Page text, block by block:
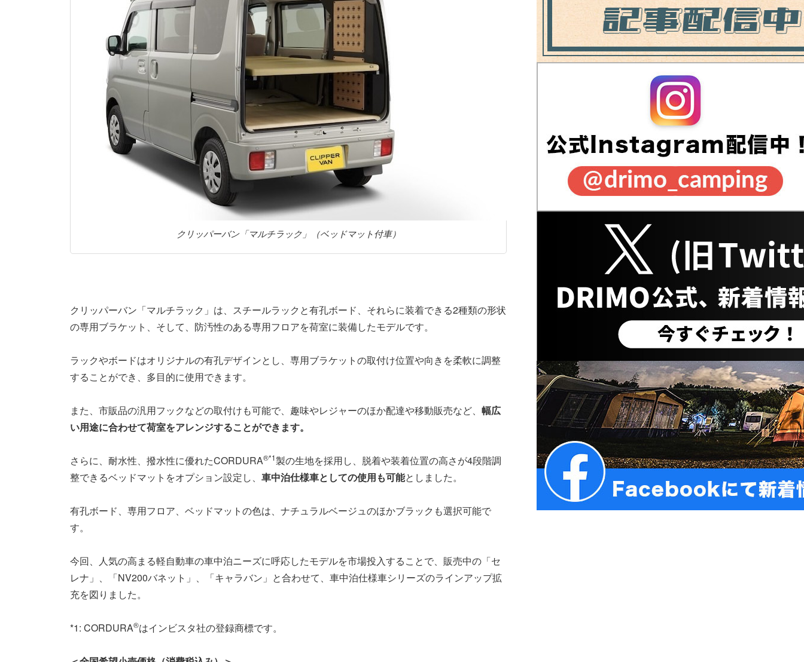
クリッパーバン「マルチラック」（ベッドマット付車）
クリッパーバン「マルチラック」は、スチールラックと有孔ボード、それらに装着できる2種類の形状
の専用ブラケット、そして、防汚性のある専用フロアを荷室に装備したモデルです。
ラックやボードはオリジナルの有孔デザインとし、専用ブラケットの取付け位置や向きを柔軟に調整
することができ、多目的に使用できます。
また、市販品の汎用フックなどの取付けも可能で、趣味やレジャーのほか配達や移動販売など、 幅広
い用途に合わせて荷室をアレンジすることができます。
さらに、耐水性、撥水性に優れたCORDURA®*1製の生地を採用し、脱着や装着位置の高さが4段階調
整できるベッドマットをオプション設定し、 車中泊仕様車としての使用も可能としました。
有孔ボード、専用フロア、ベッドマットの色は、ナチュラルベージュのほかブラックも選択可能で
す。
今回、人気の高まる軽自動車の車中泊ニーズに呼応したモデルを市場投入することで、販売中の「セ
レナ」、「NV200バネット」、「キャラバン」と合わせて、車中泊仕様車シリーズのラインアップ拡
充を図りました。
*1: CORDURA®はインビスタ社の登録商標です。